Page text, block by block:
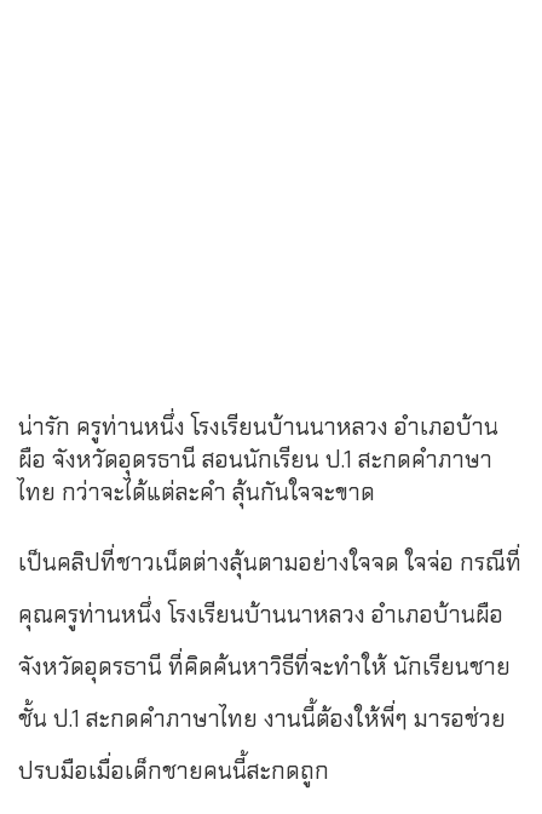
น่ารัก ครูท่านหนึ่ง โรงเรียนบ้านนาหลวง อำเภอบ้าน
ผือ จังหวัดอุดรธานี สอนนักเรียน ป.1 สะกดคำภาษา
ไทย กว่าจะได้แต่ละคำ ลุ้นกันใจจะขาด
เป็นคลิปที่ชาวเน็ตต่างลุ้นตามอย่างใจจด ใจจ่อ กรณีที่
คุณครูท่านหนึ่ง โรงเรียนบ้านนาหลวง อำเภอบ้านผือ
จังหวัดอุดรธานี ที่คิดค้นหาวิธีที่จะทำให้ นักเรียนชาย
ชั้น ป.1 สะกดคำภาษาไทย งานนี้ต้องให้พี่ๆ มารอช่วย
ปรบมือเมื่อเด็กชายคนนี้สะกดถูก